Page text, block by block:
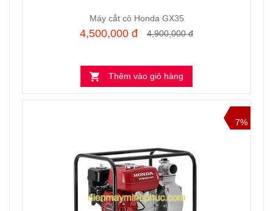
Máy cắt cỏ Honda GX35
4,500,000 đ 4,900,000 đ
Thêm vào giỏ hàng
7%